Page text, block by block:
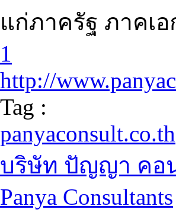
แก่ภาครัฐ ภาคเ
1
http://
Tag :
panyaconsult.co.th
บริษัท ปัญญา คอ
Panya Consultants